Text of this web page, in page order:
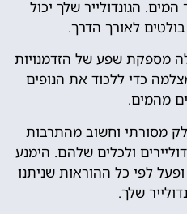
הגונדולייר שלך יכול
לאורך הדרך.
מספקת שפע של הזדמנויות
כדי ללכוד את הנופים
מהמים.
מסורתי וחשוב מהתרבות
ולכלים שלהם. הימנע
לפי כל ההוראות שניתנו
שלך.